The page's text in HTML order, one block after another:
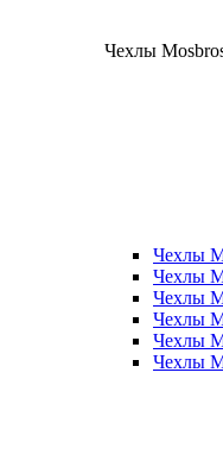
Чехлы
Чехлы
Чехлы
Чехлы
Чехлы
Чехлы
Чехлы